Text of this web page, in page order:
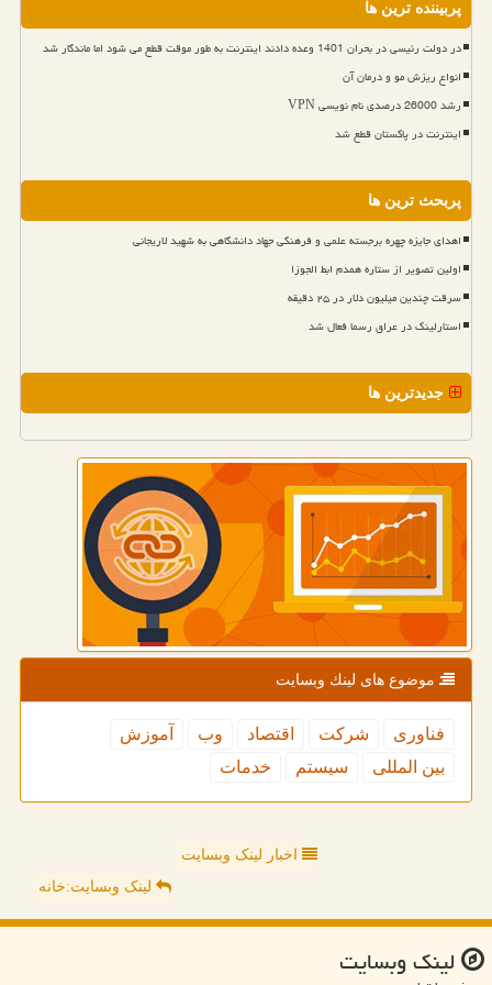
پربیننده ترین ها
در دولت رئیسی در بحران 1401 وعده دادند اینترنت به طور موقت قطع می شود اما ماندگار شد
انواع ریزش مو و درمان آن
رشد 26000 درصدی نام نویسی VPN
اینترنت در پاکستان قطع شد
پربحث ترین ها
اهدای جایزه چهره برجسته علمی و فرهنگی جهاد دانشگاهی به شهید لاریجانی
اولین تصویر از ستاره همدم ابط الجوزا
سرقت چندین میلیون دلار در ۲۵ دقیقه
استارلینک در عراق رسما فعال شد
جدیدترین ها
موضوع های لینك وبسایت
فناوری شركت اقتصاد وب
آموزش
بین المللی
سیستم خدمات
اخبار لینک وبسایت
لینک وبسایت:خانه
لینك وبسایت